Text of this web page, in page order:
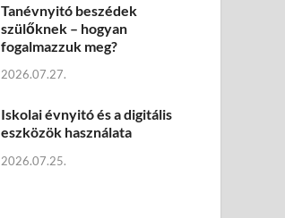
Tanévnyitó beszédek
szülőknek – hogyan
fogalmazzuk meg?
2026.07.27.
Iskolai évnyitó és a digitális
eszközök használata
2026.07.25.